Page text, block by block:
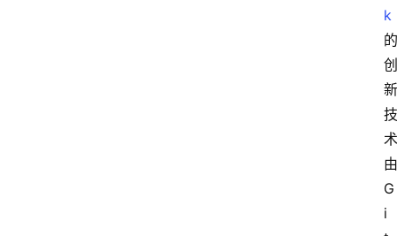
k
的
创
新
技
术
由
G
i